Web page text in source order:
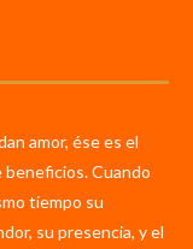
amor, ése es el
beneficios. Cuando
tiempo su
su presencia, y el